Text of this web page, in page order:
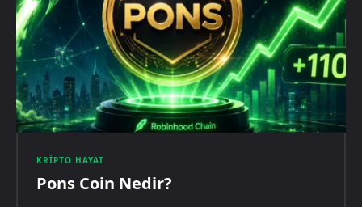
KRIPTO HAYAT
Pons Coin Nedir?